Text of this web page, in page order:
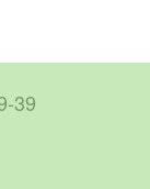
39